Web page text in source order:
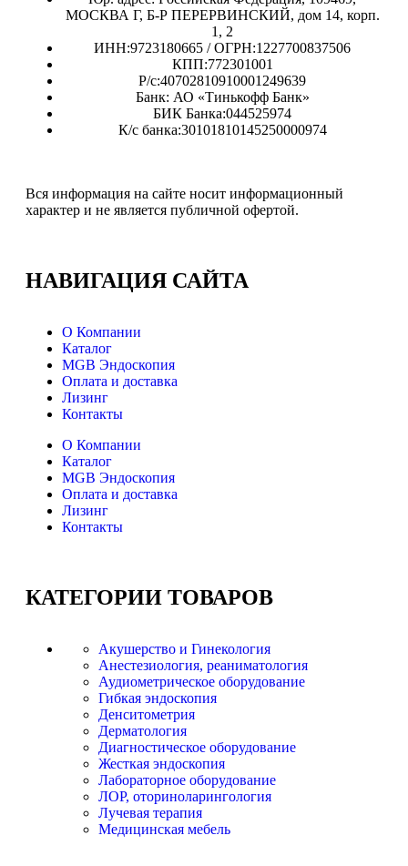
МОСКВА Г, Б-Р ПЕРЕРВИНСКИЙ, дом 14, корп.
1, 2
ИНН:9723180665 / ОГРН:1227700837506
КПП:772301001
Р/с:40702810910001249639
Банк: АО «Тинькофф Банк»
БИК Банка:044525974
К/с банка:30101810145250000974
Вся информация на сайте носит информационный
характер и не является публичной офертой.
НАВИГАЦИЯ САЙТА
О Компании
Каталог
MGB Эндоскопия
Оплата и доставка
Лизинг
Контакты
О Компании
Каталог
MGB Эндоскопия
Оплата и доставка
Лизинг
Контакты
КАТЕГОРИИ ТОВАРОВ
Акушерство и Гинекология
Анестезиология, реаниматология
Аудиометрическое оборудование
Гибкая эндоскопия
Денситометрия
Дерматология
Диагностическое оборудование
Жесткая эндоскопия
Лабораторное оборудование
ЛОР, оториноларингология
Лучевая терапия
Медицинская мебель